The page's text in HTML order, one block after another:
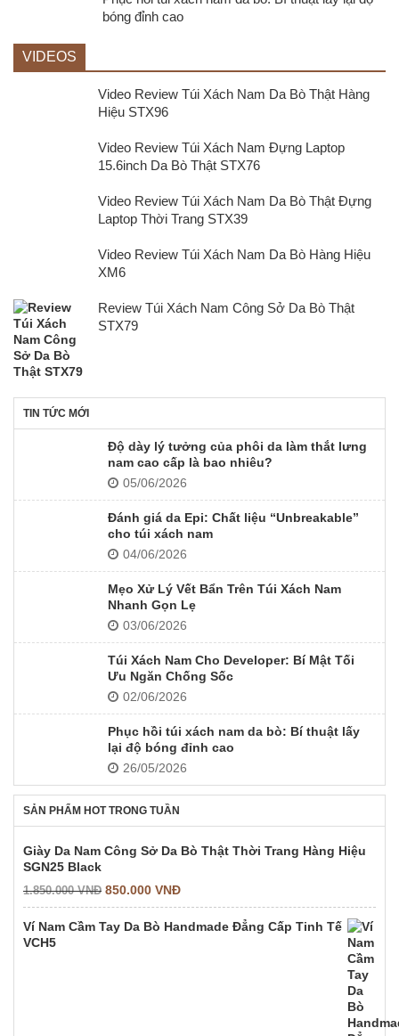
bóng đỉnh cao
VIDEOS
Video Review Túi Xách Nam Da Bò Thật Hàng
Hiệu STX96
Video Review Túi Xách Nam Đựng Laptop
15.6inch Da Bò Thật STX76
Video Review Túi Xách Nam Da Bò Thật Đựng
Laptop Thời Trang STX39
Video Review Túi Xách Nam Da Bò Hàng Hiệu
XM6
Review Túi Xách Nam Công Sở Da Bò Thật
STX79
TIN TỨC MỚI
Độ dày lý tưởng của phôi da làm thắt lưng
nam cao cấp là bao nhiêu?
05/06/2026
Đánh giá da Epi: Chất liệu “Unbreakable”
cho túi xách nam
04/06/2026
Mẹo Xử Lý Vết Bẩn Trên Túi Xách Nam
Nhanh Gọn Lẹ
03/06/2026
Túi Xách Nam Cho Developer: Bí Mật Tối
Ưu Ngăn Chống Sốc
02/06/2026
Phục hồi túi xách nam da bò: Bí thuật lấy
lại độ bóng đỉnh cao
26/05/2026
SẢN PHẨM HOT TRONG TUẦN
Giày Da Nam Công Sở Da Bò Thật Thời Trang Hàng Hiệu
SGN25 Black
1.850.000VNĐ 850.000 VNĐ
Ví Nam Cầm Tay Da Bò Handmade Đẳng Cấp Tinh Tế
VCH5